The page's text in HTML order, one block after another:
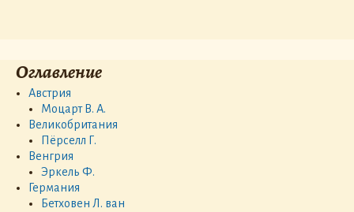
Оглавление
Австрия
Моцарт В. А.
Великобритания
Пёрселл Г.
Венгрия
Эркель Ф.
Германия
Бетховен Л. ван